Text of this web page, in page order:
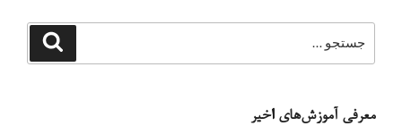
برای
جستجو
معرفی آموزش‌های اخیر